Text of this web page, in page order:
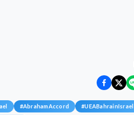
#AbrahamAccord #UEABahrainIsrael